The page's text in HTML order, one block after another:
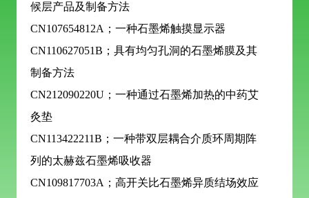
候层产品及制备方法
CN107654812A；一种石墨烯触摸显示器
CN110627051B；具有均匀孔洞的石墨烯膜及其
制备方法
CN212090220U；一种通过石墨烯加热的中药艾
灸垫
CN113422211B；一种带双层耦合介质环周期阵
列的太赫兹石墨烯吸收器
CN109817703A；高开关比石墨烯异质结场效应